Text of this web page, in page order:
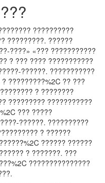
??????????
?????????. ??????
????» «??? ???????????
? ??? ???? ???????????
??????. ???????????
?????????%2C ?? ???
? ????????
????????? ???????????
??? ?????
??????. ??????????
? ??????
?????? ??????
? ???????. ???
???????????????